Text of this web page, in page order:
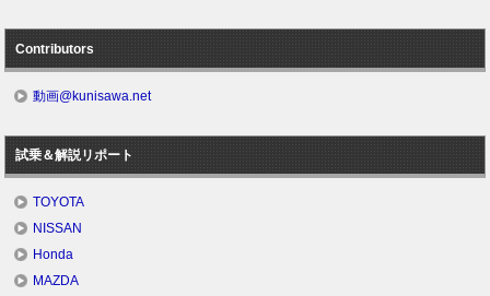
Contributors
動画@kunisawa.net
試乗＆解説リポート
TOYOTA
NISSAN
Honda
MAZDA